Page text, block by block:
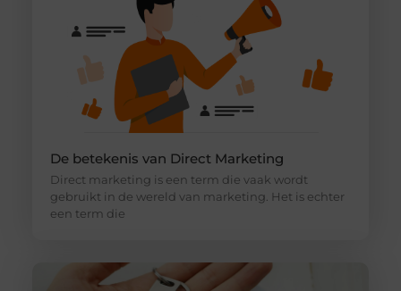
De betekenis van Direct Marketing
Direct marketing is een term die vaak wordt
gebruikt in de wereld van marketing. Het is echter
een term die